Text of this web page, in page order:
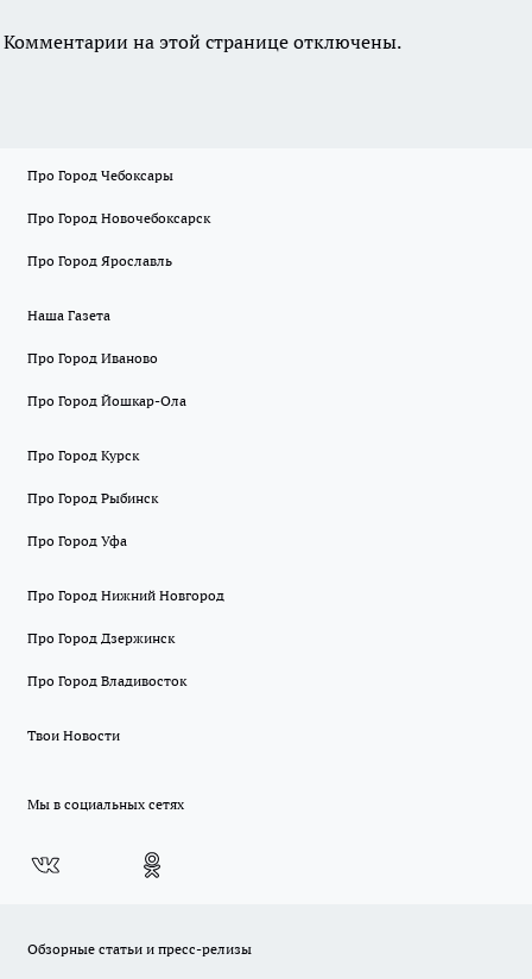
Комментарии на этой странице отключены.
Про Город Чебоксары
Про Город Новочебоксарск
Про Город Ярославль
Наша Газета
Про Город Иваново
Про Город Йошкар-Ола
Про Город Курск
Про Город Рыбинск
Про Город Уфа
Про Город Нижний Новгород
Про Город Дзержинск
Про Город Владивосток
Твои Новости
Мы в социальных сетях
Обзорные статьи и пресс-релизы